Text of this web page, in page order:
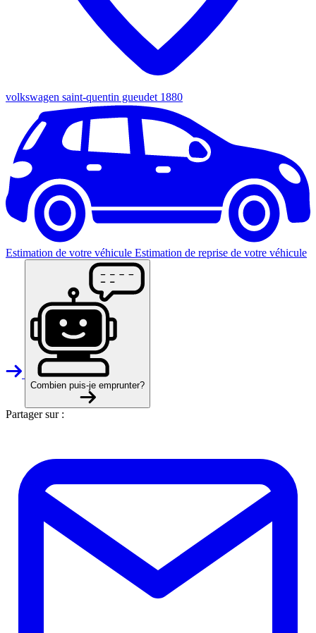
volkswagen saint-quentin gueudet 1880
Estimation de votre véhicule Estimation de reprise de votre véhicule
Combien puis-je emprunter?
Partager sur :